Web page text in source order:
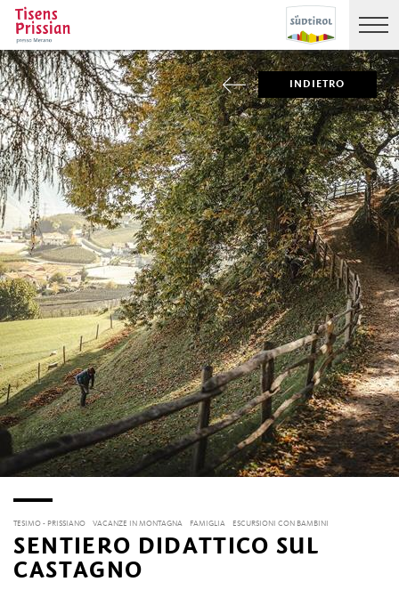
INDIETRO
TESIMO - PRISSIANO VACANZE IN MONTAGNA FAMIGLIA ESCURSIONI CON BAMBINI
SENTIERO DIDATTICO SUL
CASTAGNO